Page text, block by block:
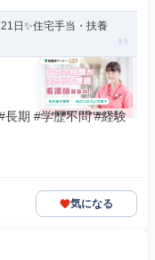
日✨住宅手当・扶養
長期 #学歴不問 #経験
気になる